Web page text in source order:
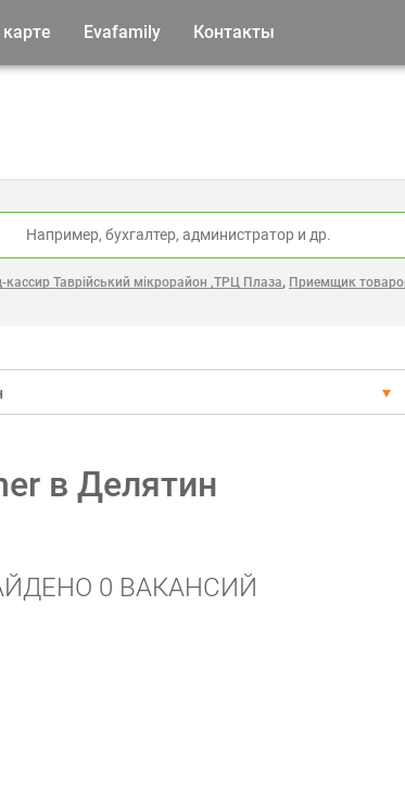
Evafamily Контакты
кассир Таврійський мікрорайон ,ТРЦ Плаза, Приемщик
в Делятин
0 ВАКАНСИЙ